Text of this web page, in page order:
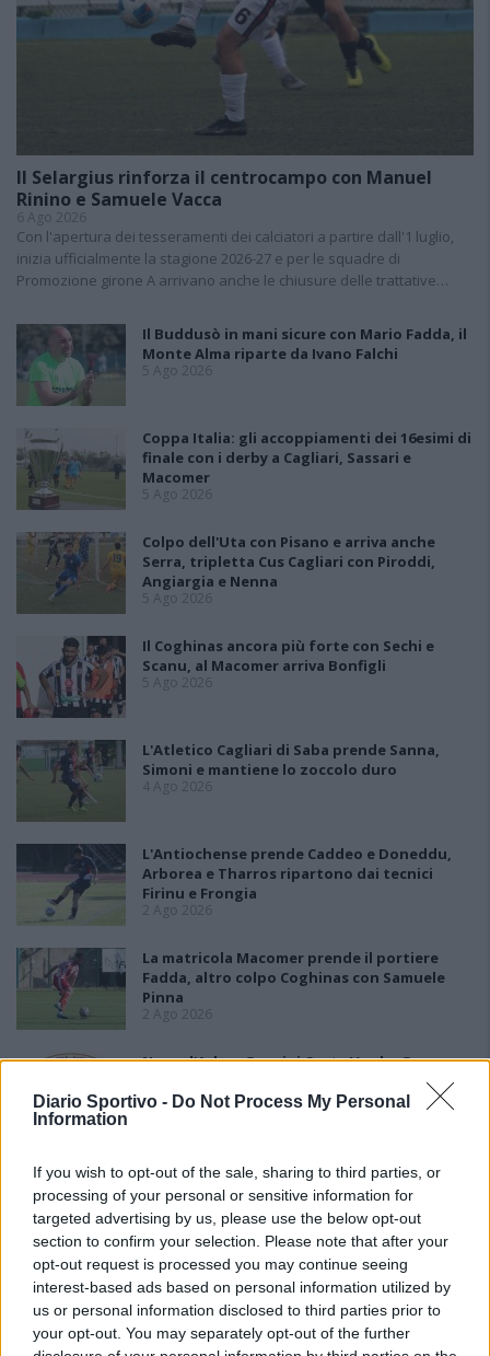
Diario Sportivo - Do Not Process My Personal
Information
If you wish to opt-out of the sale, sharing to third parties, or
processing of your personal or sensitive information for
targeted advertising by us, please use the below opt-out
section to confirm your selection. Please note that after your
opt-out request is processed you may continue seeing
interest-based ads based on personal information utilized by
us or personal information disclosed to third parties prior to
your opt-out. You may separately opt-out of the further
Il Selargius rinforza il centrocampo con Manuel
Rinino e Samuele Vacca
6 Ago 2026
Con l'apertura dei tesseramenti dei calciatori a partire dall'1 luglio,
inizia ufficialmente la stagione 2026-27 e per le squadre di
Promozione girone A arrivano anche le chiusure delle trattative…
Il Buddusò in mani sicure con Mario Fadda, il
Monte Alma riparte da Ivano Falchi
5 Ago 2026
Coppa Italia: gli accoppiamenti dei 16esimi di
finale con i derby a Cagliari, Sassari e
Macomer
5 Ago 2026
Colpo dell'Uta con Pisano e arriva anche
Serra, tripletta Cus Cagliari con Piroddi,
Angiargia e Nenna
5 Ago 2026
Il Coghinas ancora più forte con Sechi e
Scanu, al Macomer arriva Bonfigli
5 Ago 2026
L'Atletico Cagliari di Saba prende Sanna,
Simoni e mantiene lo zoccolo duro
4 Ago 2026
L'Antiochense prende Caddeo e Doneddu,
Arborea e Tharros ripartono dai tecnici
Firinu e Frongia
2 Ago 2026
La matricola Macomer prende il portiere
Fadda, altro colpo Coghinas con Samuele
Pinna
2 Ago 2026
Nasce l'Arbus Guspini Costa Verde, Garau:
«Vogliamo rappresentare con orgoglio
l’intero territorio»